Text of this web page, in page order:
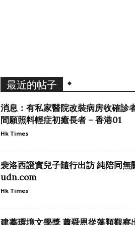
最近的帖子
消息：有私家醫院改裝病房收確診
間願照料輕症初癒長者 – 香港01
Hk Times
裴洛西證實兒子隨行出訪 純陪同無
udn.com
Hk Times
建蓁環境文學獎 蕭舜恩從藻類觀察